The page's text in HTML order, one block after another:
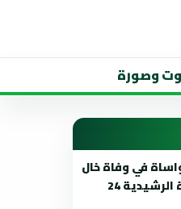
وصورة
في وفاة خال
24